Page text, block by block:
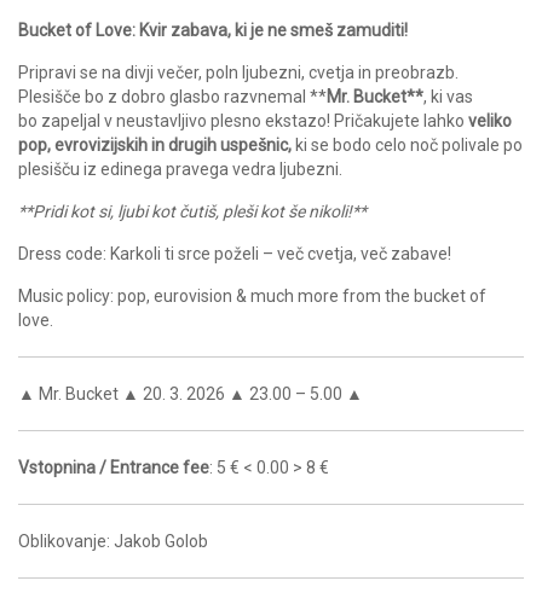
Bucket of Love: Kvir zabava, ki je ne smeš zamuditi!
Pripravi se na divji večer, poln ljubezni, cvetja in preobrazb.
Plesišče bo z dobro glasbo razvnemal **Mr. Bucket**, ki vas
bo zapeljal v neustavljivo plesno ekstazo! Pričakujete lahko veliko
pop, evrovizijskih in drugih uspešnic, ki se bodo celo noč polivale po
plesišču iz edinega pravega vedra ljubezni.
**Pridi kot si, ljubi kot čutiš, pleši kot še nikoli!**
Dress code: Karkoli ti srce poželi – več cvetja, več zabave!
Music policy: pop, eurovision & much more from the bucket of
love.
▲ Mr. Bucket ▲ 20. 3. 2026 ▲ 23.00 – 5.00 ▲
Vstopnina / Entrance fee: 5 € < 0.00 > 8 €
Oblikovanje: Jakob Golob